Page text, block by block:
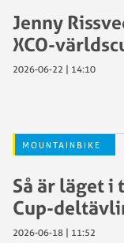
Jenny
XCO-
2026-06-22 | 14:10
MOUNTAINBIKE
Så är läget i
Cup-
2026-06-18 | 11:52